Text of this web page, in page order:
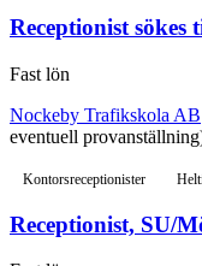
Receptionist
Fast lön
Nockeby Trafikskola AB
eventuell
Kontorsreceptionister
Receptionist, SU/